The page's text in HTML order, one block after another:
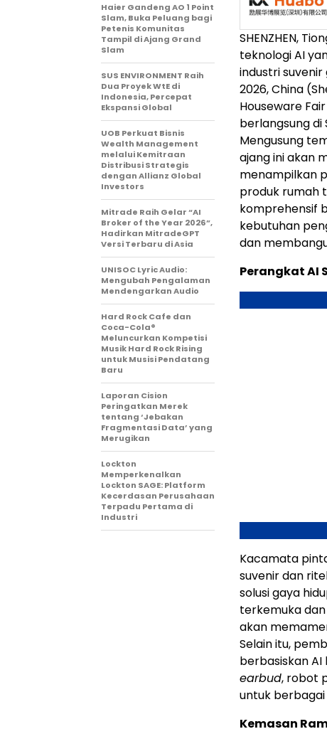
SHENZHEN,
teknologi AI
industri
2026, China
Houseware
berlangsung di
Mengusung
ajang ini akan
menampilkan
produk rumah
komprehensif
kebutuhan
dan
Perangkat AI
Kacamata
suvenir dan
solusi gaya
terkemuka
akan
Selain itu,
berbasiskan
earbud, robot
untuk
Kemasan
Haier Gandeng AO 1 Point
Slam, Buka Peluang bagi
Petenis Komunitas
Tampil di Ajang Grand
Slam
SUS ENVIRONMENT Raih
Dua Proyek WtE di
Indonesia, Percepat
Ekspansi Global
UOB Perkuat Bisnis
Wealth Management
melalui Kemitraan
Distribusi Strategis
dengan Allianz Global
Investors
Mitrade Raih Gelar “AI
Broker of the Year 2026”,
Hadirkan MitradeGPT
Versi Terbaru di Asia
UNISOC Lyric Audio:
Mengubah Pengalaman
Mendengarkan Audio
Hard Rock Cafe dan
Coca-Cola®
Meluncurkan Kompetisi
Musik Hard Rock Rising
untuk Musisi Pendatang
Baru
Laporan Cision
Peringatkan Merek
tentang ‘Jebakan
Fragmentasi Data’ yang
Merugikan
Lockton
Memperkenalkan
Lockton SAGE: Platform
Kecerdasan Perusahaan
Terpadu Pertama di
Industri